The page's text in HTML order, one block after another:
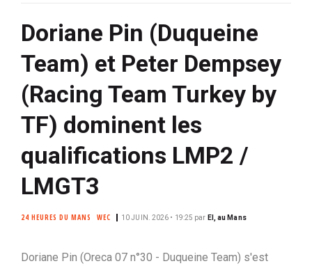
Doriane Pin (Duqueine
Team) et Peter Dempsey
(Racing Team Turkey by
TF) dominent les
qualifications LMP2 /
LMGT3
24 HEURES DU MANS WEC 10 JUIN. 2026 • 19:25 par EI, au Mans
Doriane Pin (Oreca 07 n°30 - Duqueine Team) s'est